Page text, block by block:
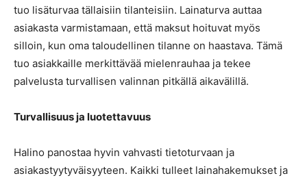
tuo lisäturvaa tällaisiin tilanteisiin. Lainaturva auttaa
asiakasta varmistamaan, että maksut hoituvat myös
silloin, kun oma taloudellinen tilanne on haastava. Tämä
tuo asiakkaille merkittävää mielenrauhaa ja tekee
palvelusta turvallisen valinnan pitkällä aikavälillä.
Turvallisuus ja luotettavuus
Halino panostaa hyvin vahvasti tietoturvaan ja
asiakastyytyväisyyteen. Kaikki tulleet lainahakemukset ja